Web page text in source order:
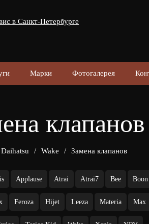
Марки Фотогалерея
Daihatsu / Wake / Замена клапанов
Applause Atrai Atrai7 Bee Boon
Feroza Hijet Leeza Materia Max